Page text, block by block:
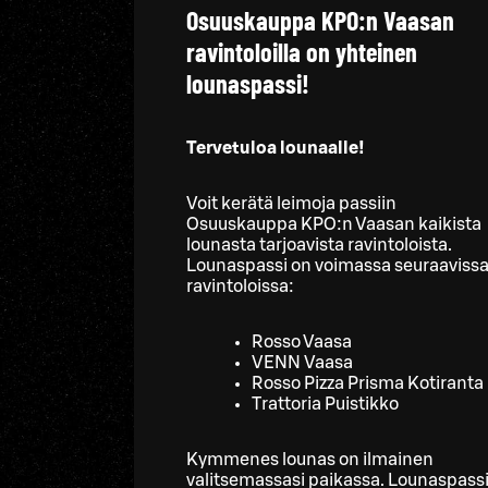
Osuuskauppa KPO:n Vaasan
ravintoloilla on yhteinen
lounaspassi!
Tervetuloa lounaalle!
Voit kerätä leimoja passiin
Osuuskauppa KPO:n Vaasan kaikista
lounasta tarjoavista ravintoloista.
Lounaspassi on voimassa seuraavissa
ravintoloissa:
Rosso Vaasa
VENN Vaasa
Rosso Pizza Prisma Kotiranta
Trattoria Puistikko
Kymmenes lounas on ilmainen
valitsemassasi paikassa.